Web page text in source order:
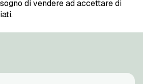
di vendere ad accettare di